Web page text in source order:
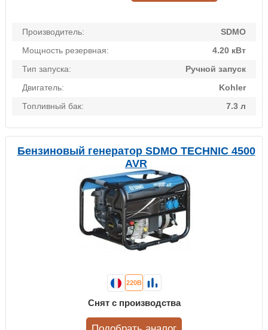
Производитель:
SDMO
Мощность резервная:
4.20 кВт
Тип запуска:
Ручной запуск
Двигатель:
Kohler
Топливный бак:
7.3 л
Бензиновый генератор SDMO TECHNIC 4500
AVR
220В
Снят с производства